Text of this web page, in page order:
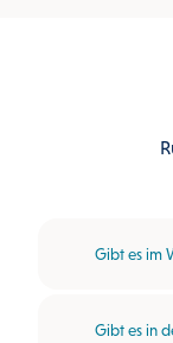
Gibt es im
Gibt es in